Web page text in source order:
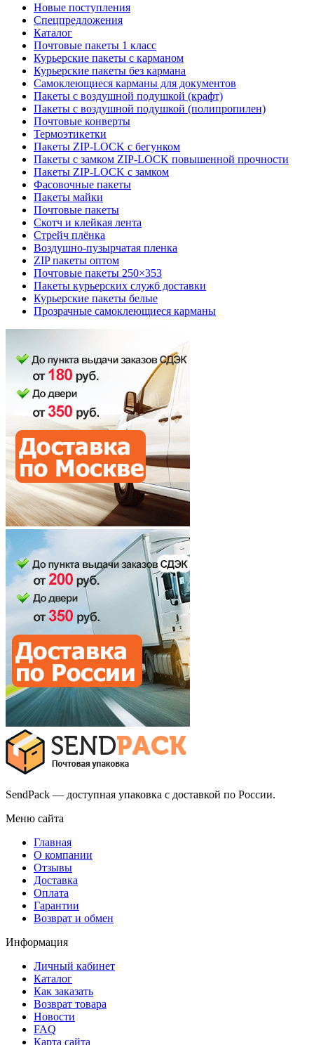
Новые поступления
Спецпредложения
Каталог
Почтовые пакеты 1 класс
Курьерские пакеты с карманом
Курьерские пакеты без кармана
Самоклеющиеся карманы для документов
Пакеты с воздушной подушкой (крафт)
Пакеты с воздушной подушкой (полипропилен)
Почтовые конверты
Термоэтикетки
Пакеты ZIP-LOCK с бегунком
Пакеты с замком ZIP-LOCK повышенной прочности
Пакеты ZIP-LOCK с замком
Фасовочные пакеты
Пакеты майки
Почтовые пакеты
Скотч и клейкая лента
Стрейч плёнка
Воздушно-пузырчатая пленка
ZIP пакеты оптом
Почтовые пакеты 250×353
Пакеты курьерских служб доставки
Курьерские пакеты белые
Прозрачные самоклеющиеся карманы
SendPack — доступная упаковка с доставкой по России.
Меню сайта
Главная
О компании
Отзывы
Доставка
Оплата
Гарантии
Возврат и обмен
Информация
Личный кабинет
Каталог
Как заказать
Возврат товара
Новости
FAQ
Карта сайта